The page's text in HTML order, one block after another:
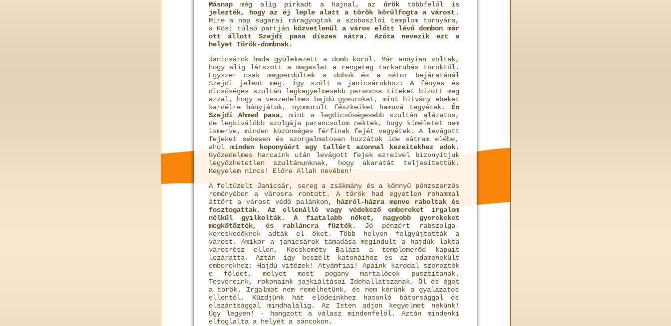
Másnapmég alig pirkadt a hajnal, az őröktöbbfelől is
jelezték, hogy az éj leple alatt a török körülfogta a várost .
Mire a nap sugarai ráragyogtak a szoboszlói templom tornyára,
a Kösi túlsó partján
közvetlenül a város előtt lévő dombon már
ott állott Szejdi pasa díszes sátra. Azóta nevezik ezt a
helyet Török-dombnak.
Janicsárok hada gyülekezett a domb körül. Már annyian voltak,
hogy alig látszott a magaslat a rengeteg tarkaruhás töröktől.
Egyszer csak megperdültek a dobok és a sátor bejáratánál
Szejdi jelent meg. Így szólt a janicsárokhoz: A fényes és
dicsőséges szultán legkegyelmesebb parancsa titeket bízott meg
azzal, hogy a veszedelmes hajdú gyaurokat, mint hitvány ebeket
kardélre hányjátok, nyomorult fészkeiket hamuvá tegyétek. Én
Szejdi Ahmed pasa, mint a legdicsőségesebb szultán alázatos,
de legkiválóbb szolgája parancsolom nektek, hogy kíméletet nem
ismerve, minden közönséges férfinak fejét vegyétek. A levágott
fejeket sebesen és szorgalmatosan hozzátok ide sátram elébe,
ahol minden koponyáért egy tallért azonnal kezeitekhez adok.
Győzedelmes harcaink után levágott fejek ezreivel bizonyítjuk
legyőzhetetlen szultánunknak, hogy akaratát teljesítettük.
Kegyelem nincs! Előre Allah nevében!
A feltüzelt Janicsár, sereg a zsákmány és a könnyű pénzszerzés
reményében a városra rontott. A török had egyetlen rohammal
áttört a várost védő palánkon,házról-házra menve raboltak és
fosztogattak. Az ellenálló vagy védekező embereket irgalom
nélkül gyilkolták. A fiatalabb nőket, nagyobb gyerekeket
megkötözték, és rabláncra fűzték. Jó pénzért rabszolga-
kereskedőknek adták el őket. Több helyen felgyújtották a
várost. Amikor a janicsárok támadása megindult a hajdúk lakta
városrész ellen, Kecskeméty Balázs a templomerőd kapuit
lezáratta. Aztán így beszélt katonáihoz és az odamenekült
emberekhez: Hajdú vitézek! Atyámfiai! Apáink karddal szerezték
e földet, melyet most pogány martalócok pusztítanak.
Tesvéreink, rokonaink jajkiáltásai Idehallatszanak. Öl és éget
a török. Irgalmat nem remélhetünk, és nem kérünk a gyalázatos
ellentől. Küzdjünk hát elődeinkhez hasonló bátorsággal és
elszántsággal mindhalálig. Az Isten adjon kegyelmet nekünk!
Úgy legyen! - hangzott a válasz mindenfelől. Aztán mindenki
elfoglalta a helyét a sáncokon.